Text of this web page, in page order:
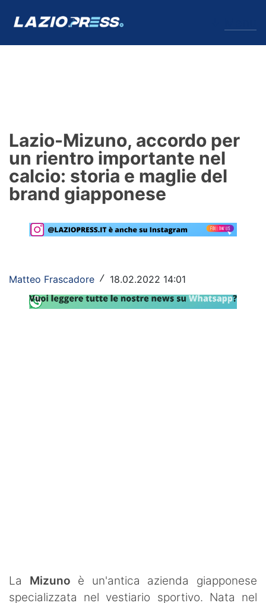
Formello
Infortuni
Primavera
Calciomercato
Rassegna Lazio
Social
Lazio-Mizuno, accordo per
un rientro importante nel
calcio: storia e maglie del
brand giapponese
Matteo Frascadore / 18.02.2022 14:01
La Mizuno è un'antica azienda giapponese
specializzata nel vestiario sportivo. Nata nel